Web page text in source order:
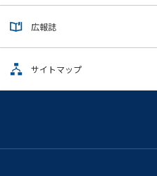
広報誌
サイトマップ